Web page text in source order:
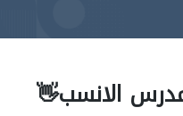
الانسب👋